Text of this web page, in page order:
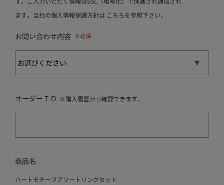
ます。当社の個人情報保護方針は こちらを参照下さい。
お問い合わせ内容
オーダーＩＤ ※購入履歴から確認できます。
商品名
ハートモチーフアソートリングセット